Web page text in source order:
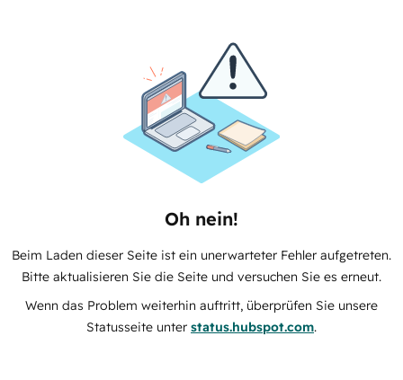
Oh nein!
Beim Laden dieser Seite ist ein unerwarteter Fehler aufgetreten.
Bitte aktualisieren Sie die Seite und versuchen Sie es erneut.
Wenn das Problem weiterhin auftritt, überprüfen Sie unsere
Statusseite unter status.hubspot.com.